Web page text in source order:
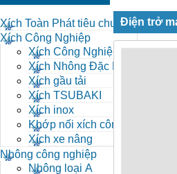
Xích Toàn Phát tiêu chuẩn
ANSI
Xích Công Nghiệp
Xích Công Nghiệp -
Xich Cong Nghiep
Xích Nhông Đặc Biệt
Xích gầu tải
Xích TSUBAKI
Xích inox
Khớp nối xích công
nghiệp
Xích xe nâng
Nhông công nghiệp
Nhông loại A
Điện trở